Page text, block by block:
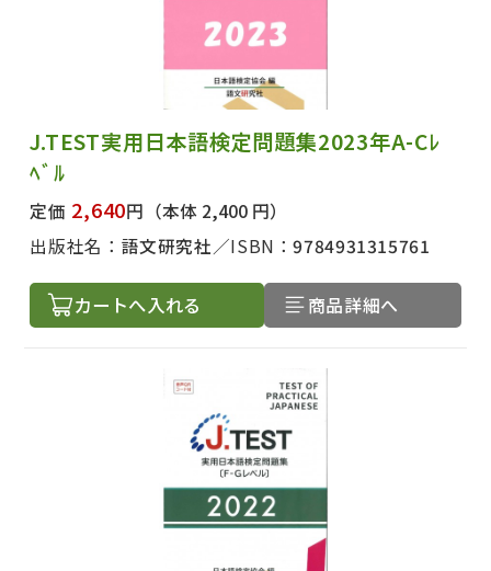
J.TEST実用日本語検定問題集2023年A-Cﾚ
ﾍﾞﾙ
定価 2,640円 （本体 2,400 円）
出版社名： 語文研究社 ISBN：9784931315761
カートへ入れる 商品詳細へ